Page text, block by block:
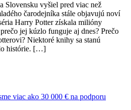
Slovensku vyšiel pred viac než
čarodejníka stále objavujú noví
Harry Potter získala milióny
jej kúzlo funguje aj dnes? Prečo
Niektoré knihy sa stanú
histórie. […]
viac ako 30 000 € na podporu